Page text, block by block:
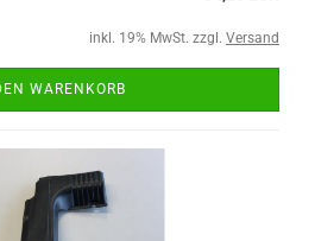
inkl. 19% MwSt. zzgl. Versand
WARENKORB